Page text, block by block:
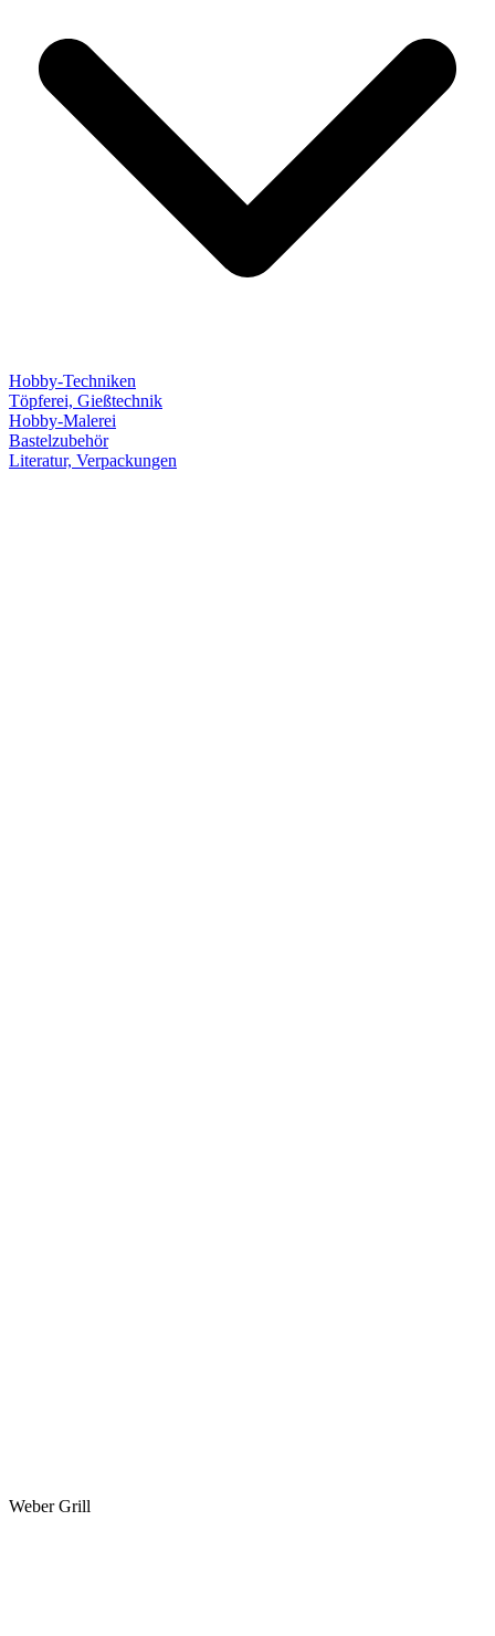
Hobby-Techniken
Töpferei, Gießtechnik
Hobby-Malerei
Bastelzubehör
Literatur, Verpackungen
Weber Grill